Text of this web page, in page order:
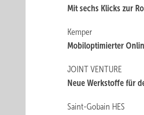
Mit sechs Klicks zur
Kemper
Mobiloptimierter
JOINT VENTURE
Neue Werkstoffe für
Saint-Gobain HES